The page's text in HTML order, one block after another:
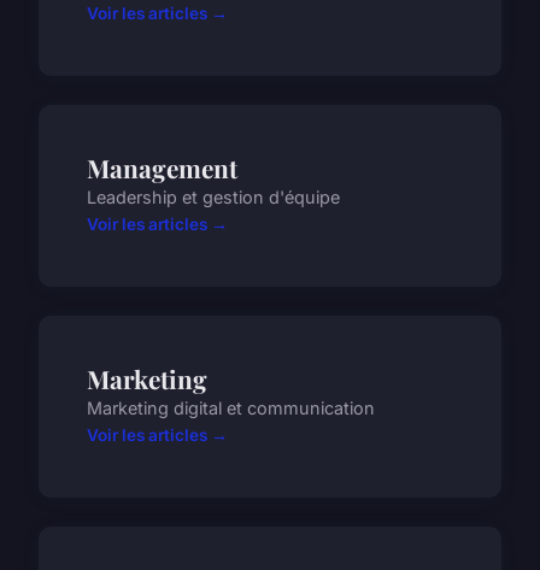
Voir les articles →
Management
Leadership et gestion d'équipe
Voir les articles →
Marketing
Marketing digital et communication
Voir les articles →